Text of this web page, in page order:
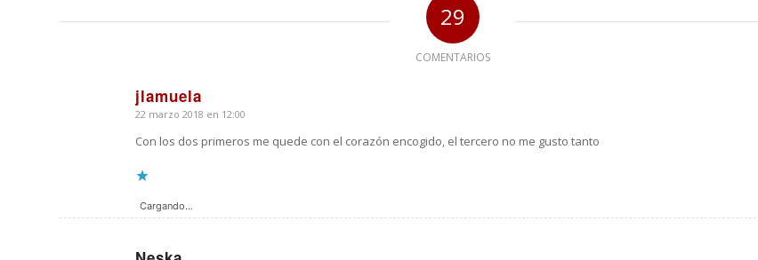
29
COMENTARIOS
jlamuela
Dice:
22 marzo 2018 en 12:00
Con los dos primeros me quede con el corazón encogido, el tercero no me gusto tanto
Cargando...